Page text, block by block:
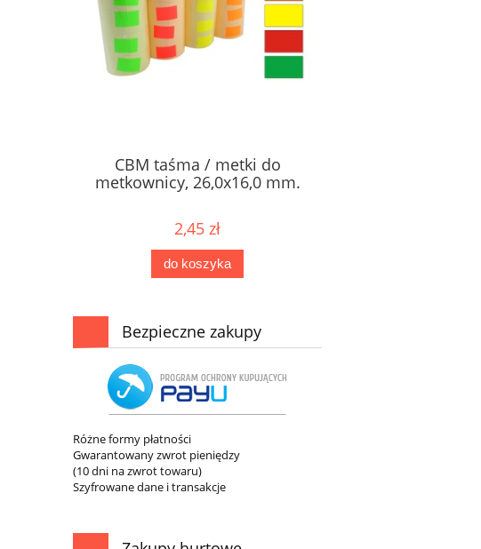
CBM taśma / metki do
metkownicy, 26,0x16,0 mm.
2,45 zł
do koszyka
Bezpieczne zakupy
Różne formy płatności
Gwarantowany zwrot pieniędzy
(10 dni na zwrot towaru)
Szyfrowane dane i transakcje